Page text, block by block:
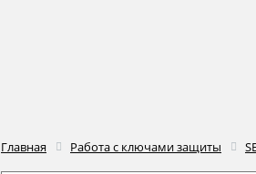
Главная Работа с ключами защиты